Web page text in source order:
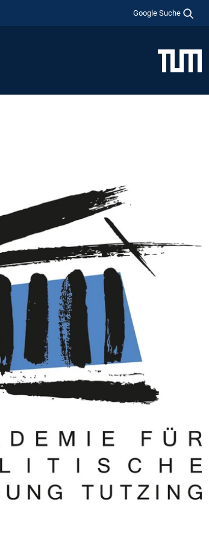
Google Suche